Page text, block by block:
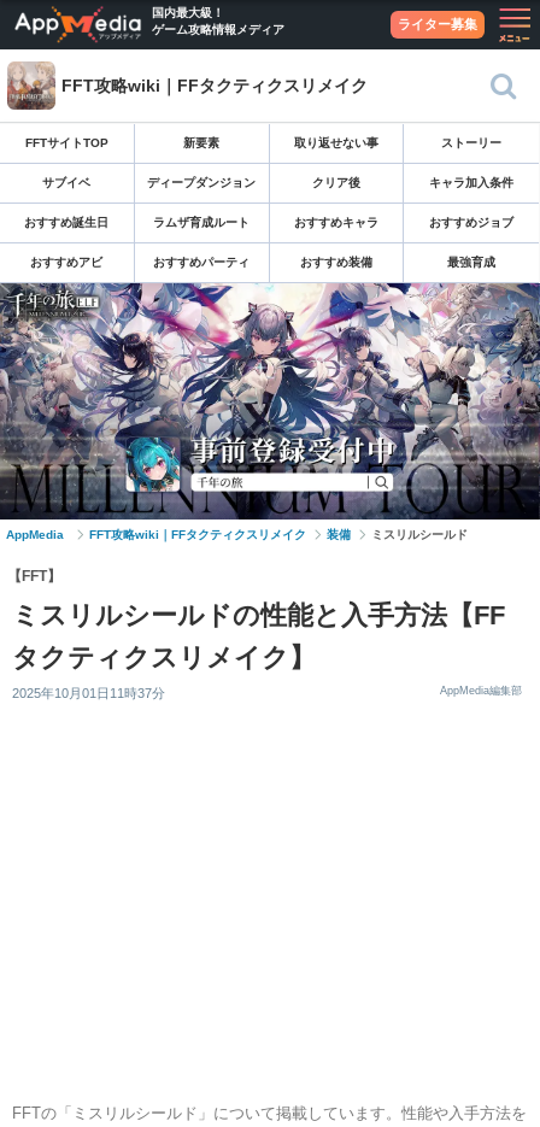
国内最大級！
ゲーム攻略情報メディア
ライター募集
FFT攻略wiki｜FFタクティクスリメイク
FFTサイトTOP 新要素 取り返せない事 ストーリー
サブイベ ディープダンジョン クリア後 キャラ加入条件
おすすめ誕生日 ラムザ育成ルート おすすめキャラ おすすめジョブ
おすすめアビ おすすめパーティ おすすめ装備 最強育成
AppMedia FFT攻略wiki｜FFタクティクスリメイク 装備 ミスリルシールド
【FFT】
ミスリルシールドの性能と入手方法【FF
タクティクスリメイク】
2025年10月01日11時37分 AppMedia編集部
FFTの「ミスリルシールド」について掲載しています。性能や入手方法を